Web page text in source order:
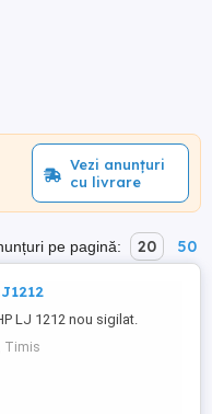
Vezi anunțuri
cu livrare
pe pagină: 20 50
LJ 1212 nou sigilat.
Timis